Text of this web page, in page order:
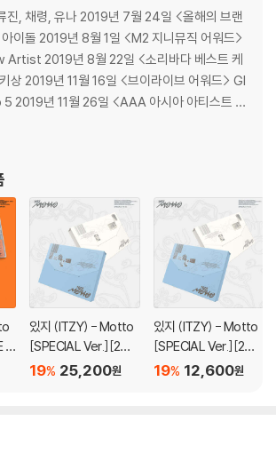
YURI가 창작에 임했고 초여름 감성과 어울리는
동작이 포인트로 자리한다. HAEINYSS, YURI는 20
투어에서 최초 공개 후 '대추 노노'('댓츠 어 노노'
2집 수록곡 'THAT'S A NO NO'(댓츠 어 노노) 퍼
ITZY와의 폭발적 시너지를 터뜨렸다.
어
서 첫 선보인 5人 5色 솔로곡 포함 총 8곡 수
를 필두로 'Glitch'(글리치), 'you And I'(유
인 무대에서 첫 선보인 5인 5색 솔로곡 'Pocket (예
리아)'(어사일럼), 'LOOK (류진)'(룩), 'Undefine
), 'Tangerine (유나)'(탠저린)까지 8곡이 알차게
있는 실험적 팝 사운드부터 무대 열기, 에너지를 온
더해 완성도를 높였다.
년 7월 24일 <올해의 브랜
이돌 2019년 8월 1일 <M2 지니뮤직 어워드>
2019년 8월 22일 <소리바다 베스트 케
상 2019년 11월 16일 <브이라이브 어워드> Gl
2019년 11월 26일 <AAA 아시아 아티스트 어
11월 30일 <MMA 멜론 뮤직어워드> 올해의
12월 4일 <2019 MAMA 엠넷 아시안 뮤직어워
V
있지 (ITZY) - Motto
[SPECIAL Ver.][2종
SET] 25,200원
19%
있지 (ITZY) - Motto
[SPECIAL Ver.][2종
중 1종 랜덤발송]
12,600원
19%